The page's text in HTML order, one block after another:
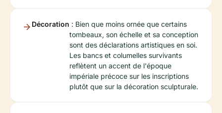
Décoration : Bien que moins ornée que certains
tombeaux, son échelle et sa conception
sont des déclarations artistiques en soi.
Les bancs et columelles survivants
reflètent un accent de l'époque
impériale précoce sur les inscriptions
plutôt que sur la décoration sculpturale.